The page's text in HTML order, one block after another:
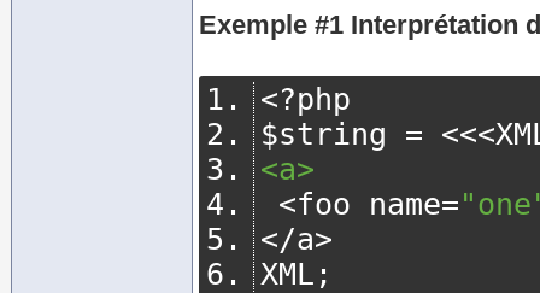
Exemple #1 Interprétation
<?php
$string = <<<
<a>
<foo name=
</a>
XML ;